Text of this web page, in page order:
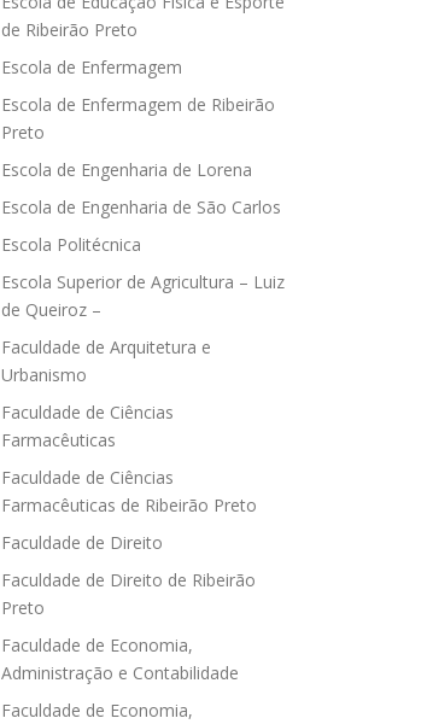
de Ribeirão Preto
Escola de Enfermagem
Escola de Enfermagem de Ribeirão
Preto
Escola de Engenharia de Lorena
Escola de Engenharia de São Carlos
Escola Politécnica
Escola Superior de Agricultura – Luiz
de Queiroz –
Faculdade de Arquitetura e
Urbanismo
Faculdade de Ciências
Farmacêuticas
Faculdade de Ciências
Farmacêuticas de Ribeirão Preto
Faculdade de Direito
Faculdade de Direito de Ribeirão
Preto
Faculdade de Economia,
Administração e Contabilidade
Faculdade de Economia,